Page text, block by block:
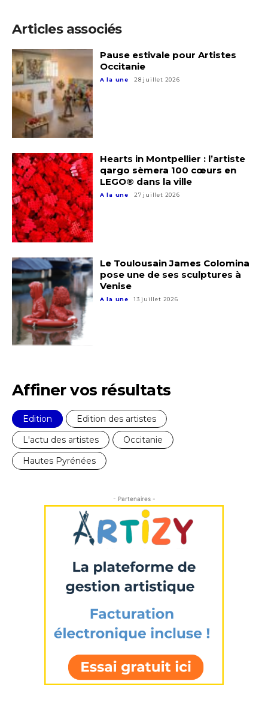
Adresse email*
Nom
Statut / Organisation
J'accepte lestermes et conditions
* Champ obligatoire
Adresse email*
Statut / Organisation
J'accepte lestermes et conditions
Articles associés
Pause estivale pour Artistes
Occitanie
A la une 28 juillet 2026
Hearts in Montpellier : l’artiste
qargo sèmera 100 cœurs en
LEGO® dans la ville
A la une 27 juillet 2026
Le Toulousain James Colomina
pose une de ses sculptures à
Venise
A la une 13 juillet 2026
Affiner vos résultats
Edition
Edition des artistes
L'actu des artistes
Occitanie
Hautes Pyrénées
- Partenaires -